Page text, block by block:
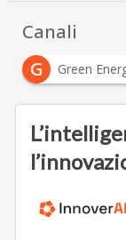
Canali
G
Green